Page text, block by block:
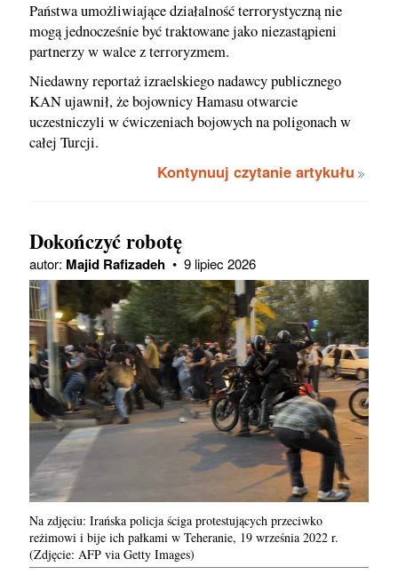
Państwa umożliwiające działalność terrorystyczną nie
mogą jednocześnie być traktowane jako niezastąpieni
partnerzy w walce z terroryzmem.
Niedawny reportaż izraelskiego nadawcy publicznego
KAN ujawnił, że bojownicy Hamasu otwarcie
uczestniczyli w ćwiczeniach bojowych na poligonach w
całej Turcji.
Kontynuuj czytanie artykułu
Dokończyć robotę
autor: Majid Rafizadeh • 9 lipiec 2026
Na zdjęciu: Irańska policja ściga protestujących przeciwko
reżimowi i bije ich pałkami w Teheranie, 19 września 2022 r.
(Zdjęcie: AFP via Getty Images)